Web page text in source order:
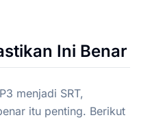
Ini Benar
menjadi SRT,
itu penting. Berikut